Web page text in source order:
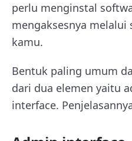
perlu menginstal
mengaksesnya melalui
kamu.
Bentuk paling umum
dari dua elemen yaitu
interface.